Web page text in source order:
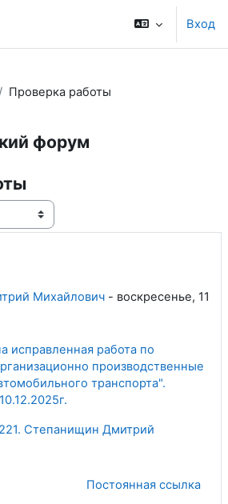
Вход
Проверка работы
форум
Михайлович - воскресенье, 11
исправленная работа по
производственные
транспорта".
Степанищин Дмитрий
Постоянная ссылка